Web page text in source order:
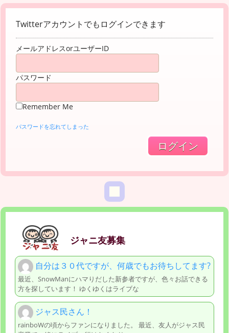
Twitterアカウントでもログインできます
メールアドレスorユーザーID
パスワード
Remember Me
パスワードを忘れてしまった
ジャニ友募集
自分は３０代ですが、何歳でもお待ちしてます?
最近、SnowManにハマりだした新参者ですが、色々お話できる
方を探しています！ ゆくゆくはライブな
ジャス民さん！
rainboWの頃からファンになりました。 最近、友人がジャス民